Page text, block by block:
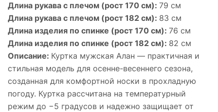
Длина рукава с плечом (рост 170 см): 79 см
Длина рукава с плечом (рост 182 см): 83 см
Длина изделия по спинке (рост 170 см): 76 см
Длина изделия по спинке (рост 182 см): 82 см
Описание: Куртка мужская Алан — практичная и
стильная модель для осенне-весеннего сезона,
созданная для комфортной носки в прохладную
погоду. Куртка рассчитана на температурный
режим до −5 градусов и надежно защищает от